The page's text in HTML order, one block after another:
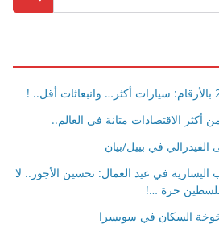
أكثر الاقتصادات متانة في العالم..
في بييل/بيان
اليسارية في عيد العمال: تحسين الأجور.. لا
فلسطين حرة …!